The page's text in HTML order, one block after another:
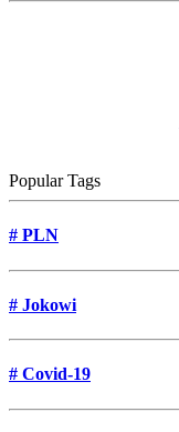
Popular Tags
# PLN
# Jokowi
# Covid-19